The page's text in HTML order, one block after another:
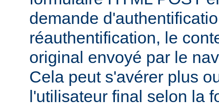
demande
réauthentification, le
original envoyé par le
Cela peut s'avérer plus
l'utilisateur final selon la